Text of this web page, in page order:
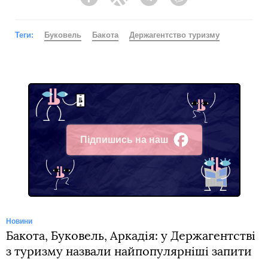
FacebookTwitter Telegram
Теги: Буковель Бакота Держагентство туризму
Підпишись на наш
Facebook
Новини
Бакота, Буковель, Аркадія: у Держагентстві
з туризму назвали найпопулярніші запити